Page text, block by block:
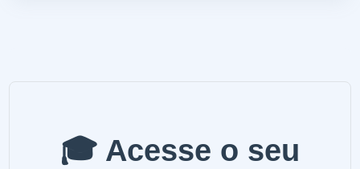
🎓 Acesse o seu